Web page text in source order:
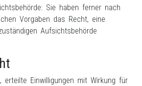
Sie haben ferner nach
Vorgaben das Recht, eine
Aufsichtsbehörde
erteilte Einwilligungen mit Wirkung für